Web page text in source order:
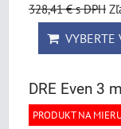
328,41 €s DPH
VYBERTE
DRE Even 3
PRODUKT NA